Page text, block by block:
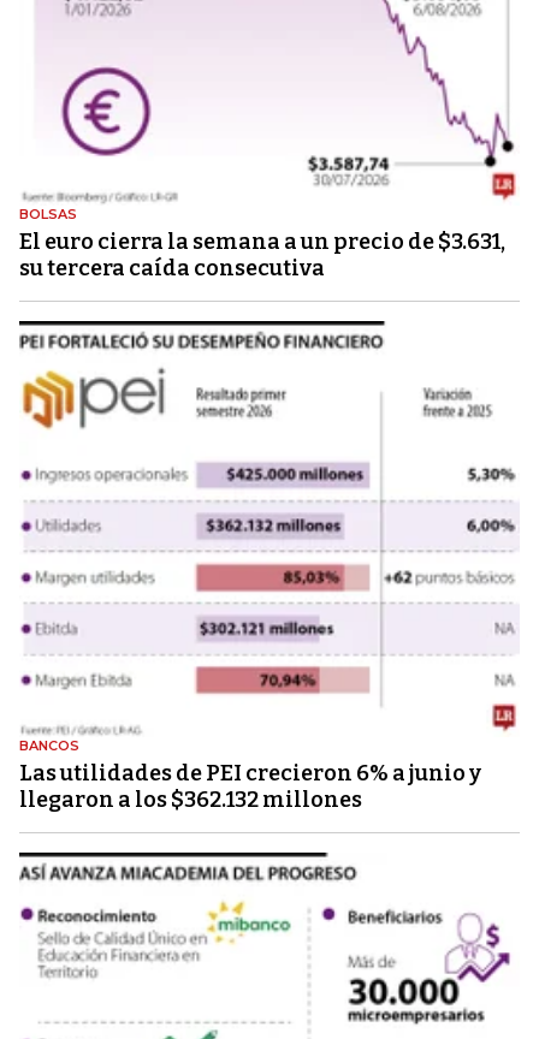
BOLSAS
El euro cierra la semana a un precio de $3.631,
su tercera caída consecutiva
BANCOS
Las utilidades de PEI crecieron 6% a junio y
llegaron a los $362.132 millones